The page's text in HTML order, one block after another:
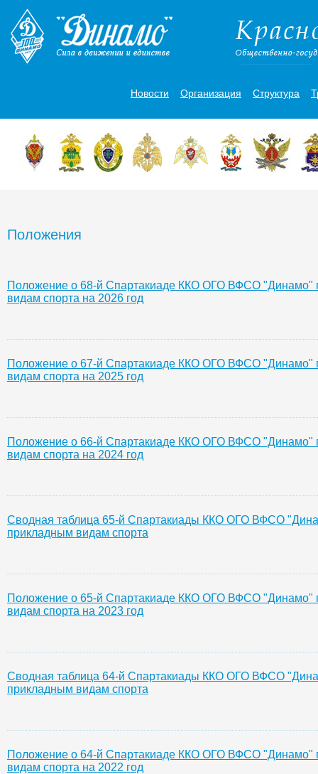
Новости Организация Структура
Положения
Положение о 68-й Спартакиаде ККО ОГО ВФСО "Динамо"
видам спорта на 2026 год
Положение о 67-й Спартакиаде ККО ОГО ВФСО "Динамо"
видам спорта на 2025 год
Положение о 66-й Спартакиаде ККО ОГО ВФСО "Динамо"
видам спорта на 2024 год
Сводная таблица 65-й Спартакиады ККО ОГО ВФСО
прикладным видам спорта
Положение о 65-й Спартакиаде ККО ОГО ВФСО "Динамо"
видам спорта на 2023 год
Сводная таблица 64-й Спартакиады ККО ОГО ВФСО
прикладным видам спорта
Положение о 64-й Спартакиаде ККО ОГО ВФСО "Динамо"
видам спорта на 2022 год